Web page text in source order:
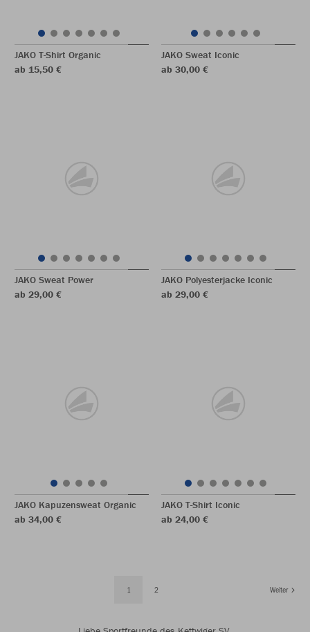
JAKO T-Shirt Organic
ab 15,50 €
JAKO Sweat Iconic
ab 30,00 €
JAKO Sweat Power
ab 29,00 €
JAKO Polyesterjacke Iconic
ab 29,00 €
JAKO Kapuzensweat Organic
ab 34,00 €
JAKO T-Shirt Iconic
ab 24,00 €
1 2 Weiter